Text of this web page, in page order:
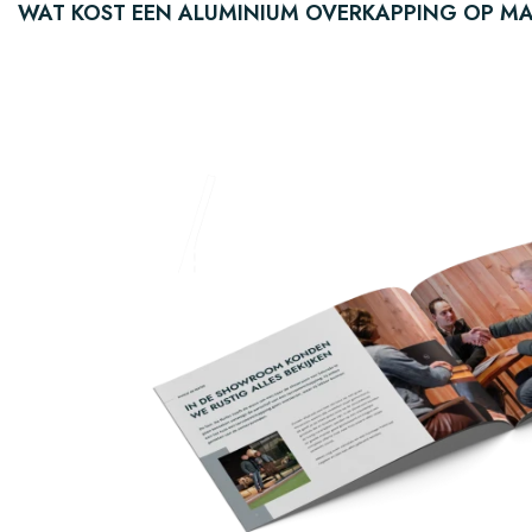
WAT KOST EEN ALUMINIUM OVERKAPPING OP